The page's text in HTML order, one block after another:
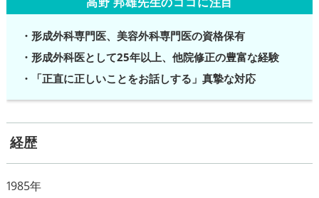
・形成外科専門医、美容外科専門医の資格保有
・形成外科医として25年以上、他院修正の豊富な経験
・「正直に正しいことをお話しする」真摯な対応
経歴
1985年